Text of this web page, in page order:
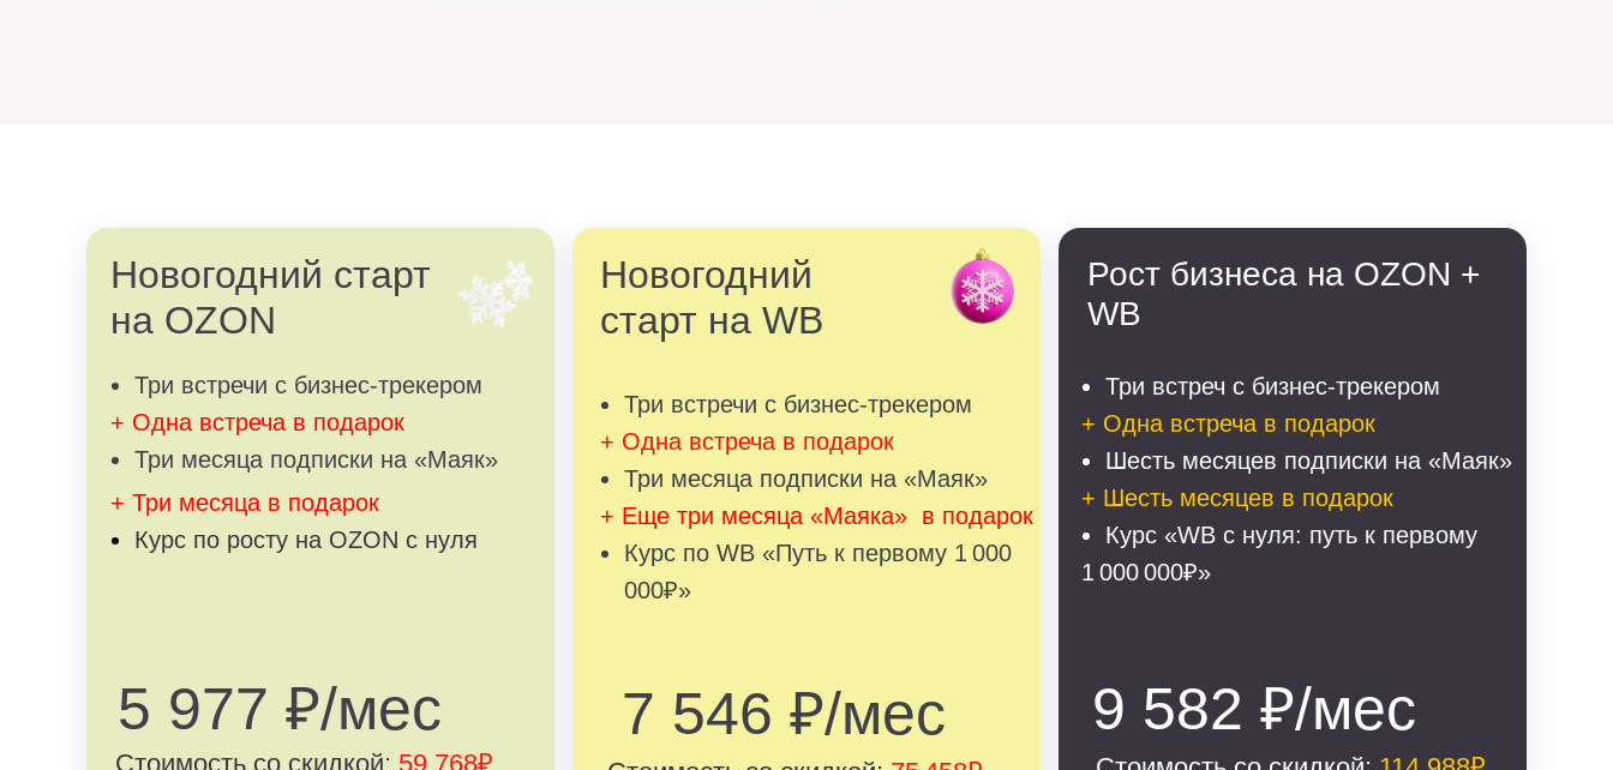
5 977 ₽/мес
Стоимость со скидкой: 59 768₽
Новогодний старт
на OZON
Новогодний
старт на WB
7 546 ₽/мес
Три встречи с бизнес-трекером
+ Одна встреча в подарок
Три месяца подписки на «Маяк»
+ Еще три месяца «Маяка» в подарок
Курс по WB «Путь к первому 1 000
000₽»
Рост бизнеса на OZON +
WB
9 582 ₽/мес
Три встреч с бизнес-трекером
+ Одна встреча в подарок
Шесть месяцев подписки на «Маяк»
+ Шесть месяцев в подарок
Курс «WB с нуля: путь к первому
1 000 000₽»
Три встречи с бизнес-трекером
+ Одна встреча в подарок
Три месяца подписки на «Маяк»
+ Три месяца в подарок
Курс по росту на OZON с нуля